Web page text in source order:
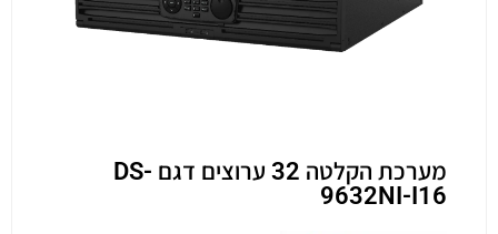
מערכת הקלטה 32 ערוצים דגם DS-
9632NI-I16